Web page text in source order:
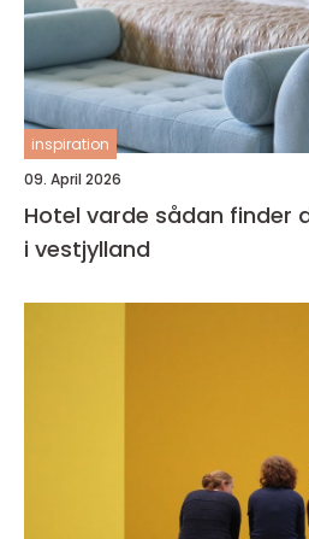
inspiration
09. April 2026
Hotel varde sådan finder du det rette ophold
i vestjylland